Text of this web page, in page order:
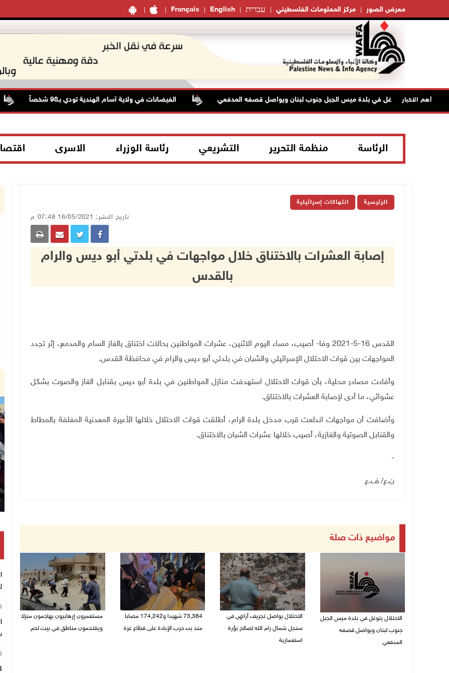
Français English עברית مركز المعلومات الفلسطيني معرض الصور
أهم الاخبار
الاحتلال يتوغل في بلدة ميس الجبل جنوب لبنان ويواصل قصفه المدفعي الفيضانات في ولاية آسام الهندية تودي بـ98 شخصاً
الرئاسة منظمة التحرير التشريعي رئاسة الوزراء الاسرى
الرئيسية انتهاكات إسرائيلية
تاريخ النشر: 16/05/2021 07:48 م
إصابة العشرات بالاختناق خلال مواجهات في بلدتي أبو ديس والرام
بالقدس
القدس 16-5-2021 وفا- أصيب، مساء اليوم الاثنين، عشرات المواطنين بحالات اختناق بالغاز السام والمدمع، إثر تجدد
المواجهات بين قوات الاحتلال الإسرائيلي والشبان في بلدتي أبو ديس والرام في محافظة القدس.
وأفادت مصادر محلية، بأن قوات الاحتلال استهدفت منازل المواطنين في بلدة أبو ديس بقنابل الغاز والصوت بشكل
عشوائي، ما أدى لإصابة العشرات بالاختناق.
وأضافت أن مواجهات اندلعت قرب مدخل بلدة الرام، أطلقت قوات الاحتلال خلالها الأعيرة المعدنية المغلفة بالمطاط
والقنابل الصوتية والغازية، أصيب خلالها عشرات الشبان بالاختناق.
-
ن.ع/ ف.ع
مواضيع ذات صلة
الاحتلال يتوغل في بلدة ميس الجبل
جنوب لبنان ويواصل قصفه
المدفعي
الاحتلال يواصل تجريف أراضٍ في
سنجل شمال رام الله لصالح بؤرة
استعمارية
73,384 شهيدا و174,242 مصابا
منذ بدء حرب الإبادة على قطاع غزة
مستعمرون إرهابيون يهاجمون منزلا
ويقتحمون مناطق في بيت لحم